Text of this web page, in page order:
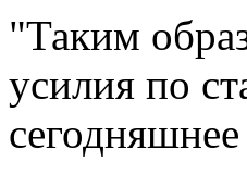
"Таким
усилия по